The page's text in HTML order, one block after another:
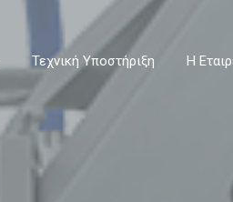
Τεχνική Υποστήριξη Η